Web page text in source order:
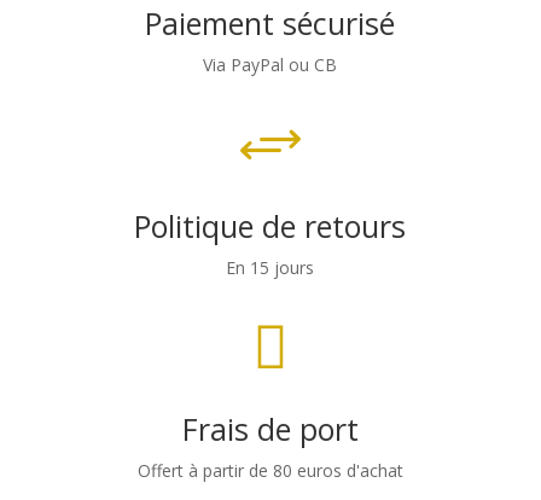
Paiement sécurisé
Via PayPal ou CB
+
Politique de retours
En 15 jours

Frais de port
Offert à partir de 80 euros d'achat